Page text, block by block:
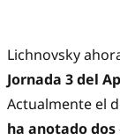
Lichnovsky
Jornada 3 del
Actualmente el
ha anotado